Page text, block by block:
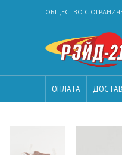
ОБЩЕСТВО С
ОПЛАТА